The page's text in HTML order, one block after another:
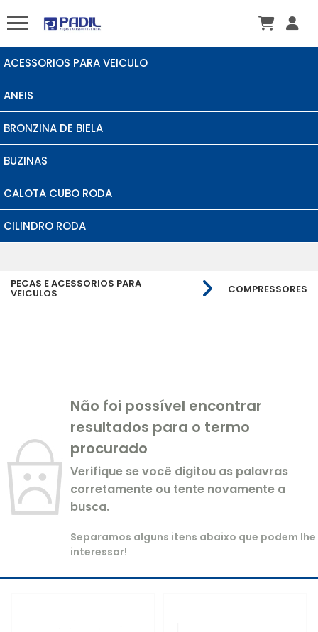
ACESSORIOS PARA VEICULO
ANEIS
BRONZINA DE BIELA
BUZINAS
CALOTA CUBO RODA
CILINDRO RODA
PECAS E ACESSORIOS PARA
VEICULOS COMPRESSORES
Não foi possível encontrar
resultados para o termo
procurado
Verifique se você digitou as palavras
corretamente ou tente novamente a
busca.
Separamos alguns itens abaixo que podem lhe
interessar!